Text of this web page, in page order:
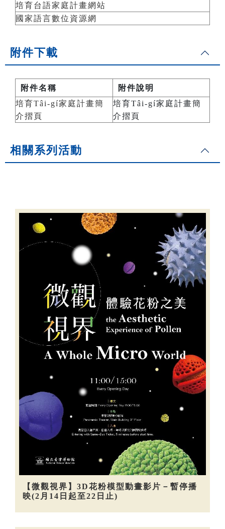
培育台語家庭計畫網站
國家語言數位資源網
附件下載
附件名稱
附件說明
培育Tâi-gí家庭計畫簡
介摺頁
培育Tâi-gí家庭計畫簡
介摺頁
相關系列活動
【微觀視界】3D花粉模型動畫影片－暫停播
映(2月14日起至22日止)